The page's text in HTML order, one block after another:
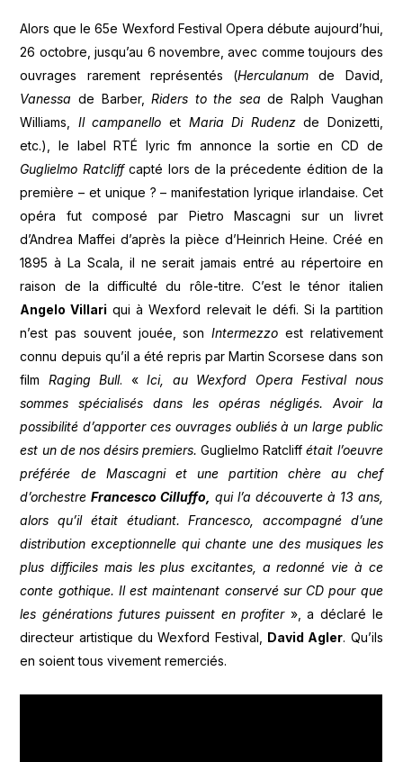
Alors que le 65e Wexford Festival Opera débute aujourd’hui,
26 octobre, jusqu’au 6 novembre, avec comme toujours des
ouvrages rarement représentés (Herculanum de David,
Vanessa de Barber,Riders to the sea de Ralph Vaughan
Williams, Il campanello et Maria Di Rudenzde Donizetti,
etc.), le label RTÉ lyric fm annonce la sortie en CD de
Guglielmo Ratcliffcapté lors de la précedente édition de la
première – et unique ? – manifestation lyrique irlandaise. Cet
opéra fut composé par Pietro Mascagni sur un livret
d’Andrea Maffei d’après la pièce d’Heinrich Heine. Créé en
1895 à La Scala, il ne serait jamais entré au répertoire en
raison de la difficulté du rôle-titre. C’est le ténor italien
Angelo Villari qui à Wexford relevait le défi. Si la partition
n’est pas souvent jouée, sonIntermezzo est relativement
connu depuis qu’il a été repris par Martin Scorsese dans son
film Raging Bull. «Ici, au Wexford Opera Festival nous
sommes spécialisés dans les opéras négligés. Avoir la
possibilité d’apporter ces ouvrages oubliés à un large public
est un de nos désirs premiers.Guglielmo Ratcliffétait l’oeuvre
préférée de Mascagni et une partition chère au chef
d’orchestreFrancesco Cilluffo,
qui l’a découverte à 13 ans,
alors qu’il était étudiant. Francesco, accompagné d’une
distribution exceptionnelle qui chante une des musiques les
plus difficiles mais les plus excitantes, a redonné vie à ce
conte gothique. Il est maintenant conservé sur CD pour que
les générations futures puissent en profiter», a déclaré le
directeur artistique du Wexford Festival, David Agler. Qu’ils
en soient tous vivement remerciés.